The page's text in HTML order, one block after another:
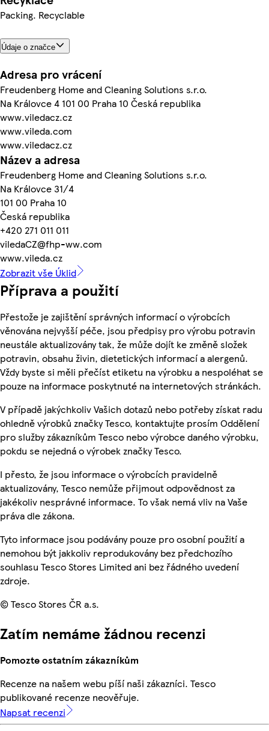
Packing. Recyclable
Údaje o značce
Adresa pro vrácení
Freudenberg Home and Cleaning Solutions s.r.o.
Na Královce 4 101 00 Praha 10 Česká republika
www.viledacz.cz
www.vileda.com
www.viledacz.cz
Název a adresa
Freudenberg Home and Cleaning Solutions s.r.o.
Na Královce 31/4
101 00 Praha 10
Česká republika
+420 271 011 011
viledaCZ@fhp-ww.com
www.vileda.cz
Zobrazit vše Úklid
Příprava a použití
Přestože je zajištění správných informací o výrobcích
věnována nejvyšší péče, jsou předpisy pro výrobu potravin
neustále aktualizovány tak, že může dojít ke změně složek
potravin, obsahu živin, dietetických informací a alergenů.
Vždy byste si měli přečíst etiketu na výrobku a nespoléhat se
pouze na informace poskytnuté na internetových stránkách.
V případě jakýchkoliv Vašich dotazů nebo potřeby získat radu
ohledně výrobků značky Tesco, kontaktujte prosím Oddělení
pro služby zákazníkům Tesco nebo výrobce daného výrobku,
pokdu se nejedná o výrobek značky Tesco.
I přesto, že jsou informace o výrobcích pravidelně
aktualizovány, Tesco nemůže přijmout odpovědnost za
jakékoliv nesprávné informace. To však nemá vliv na Vaše
práva dle zákona.
Tyto informace jsou podávány pouze pro osobní použití a
nemohou být jakkoliv reprodukovány bez předchozího
souhlasu Tesco Stores Limited ani bez řádného uvedení
zdroje.
© Tesco Stores ČR a.s.
Zatím nemáme žádnou recenzi
Pomozte ostatním zákazníkům
Recenze na našem webu píší naši zákazníci. Tesco
publikované recenze neověřuje.
Napsat recenzi